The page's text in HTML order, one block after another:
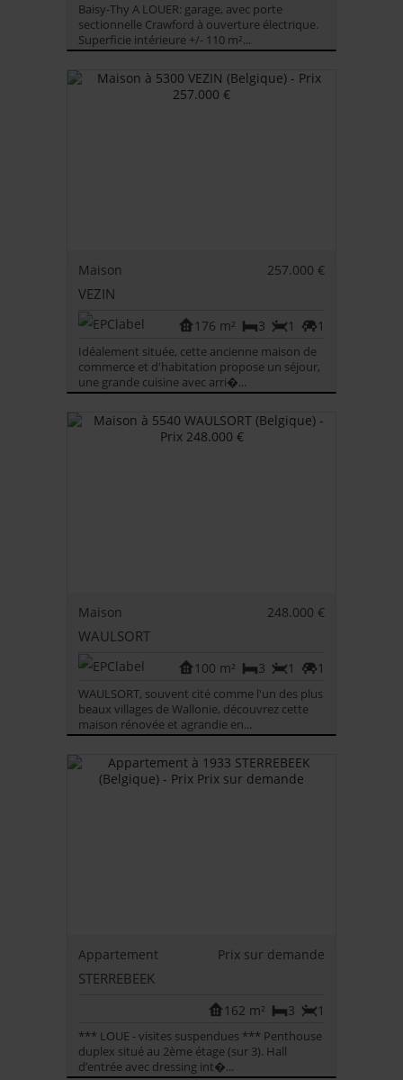
Baisy-Thy A LOUER: garage, avec porte
sectionnelle Crawford à ouverture électrique.
Superficie intérieure +/- 110 m²...
Maison 257.000 €
VEZIN
1
1
3
176 m²
Idéalement située, cette ancienne maison de
commerce et d'habitation propose un séjour,
une grande cuisine avec arri�...
Maison 248.000 €
WAULSORT
1
1
3
100 m²
WAULSORT, souvent cité comme l'un des plus
beaux villages de Wallonie, découvrez cette
maison rénovée et agrandie en...
Appartement Prix sur demande
STERREBEEK
1
3
162 m²
*** LOUE - visites suspendues *** Penthouse
duplex situé au 2ème étage (sur 3). Hall
d’entrée avec dressing int�...